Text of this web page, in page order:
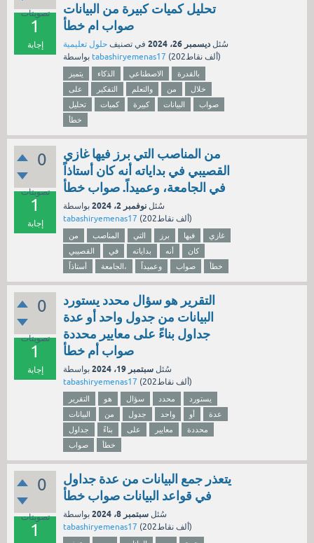
تصويتات
1
إجابة
تحليل كميات كبيرة من البيانات
صواب ام خطأ
سُئل ديسمبر 26، 2024 في تصنيف حلول تعليمية
tabashiryemenas17 ( 202ألفنقاط)
يتميز الذكاء الاصطناعي
بالقدرة
على
التفكير والتعلم من
خلال
تحليل
كميات كبيرة البيانات
صواب
خطأ
0
تصويتات
1
إجابة
من المناصب التي برز فيها غازي
القصيبي في بداياته أنه كان أستاذاً
في الجامعة، وعميداً. صواب خطأ
سُئل نوفمبر 2، 2024
بواسطة
tabashiryemenas17 ( 202ألفنقاط)
من المناصب التي برز فيها
غازي
القصيبي
في بداياته أنه
كان
أستاذاً
الجامعة، وعميداً صواب خطأ
0
تصويتات
1
إجابة
التقرير هو سؤال محدد يستورد
البيانات من جدول واحد أو عدة
جداول بناءً على معايير محددة
صواب أم خطأ
سُئل سبتمبر 19، 2024
بواسطة
tabashiryemenas17 ( 202ألفنقاط)
التقرير هو سؤال محدد
يستورد
البيانات
من جدول واحد أو
عدة
جداول
بناءً على معايير
محددة
صواب
خطأ
0
تصويتات
1
يتعذر جمع البيانات من عدة جداول
في قواعد البيانات صواب خطأ
سُئل سبتمبر 8، 2024
بواسطة
tabashiryemenas17 ( 202ألفنقاط)